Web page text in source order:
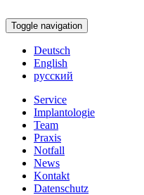
Toggle navigation
Deutsch
English
русский
Service
Implantologie
Team
Praxis
Notfall
News
Kontakt
Datenschutz